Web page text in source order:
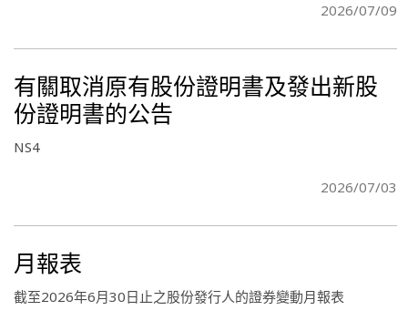
2026/07/09
有關取消原有股份證明書及發出新股
份證明書的公告
NS4
2026/07/03
月報表
截至2026年6月30日止之股份發行人的證券變動月報表